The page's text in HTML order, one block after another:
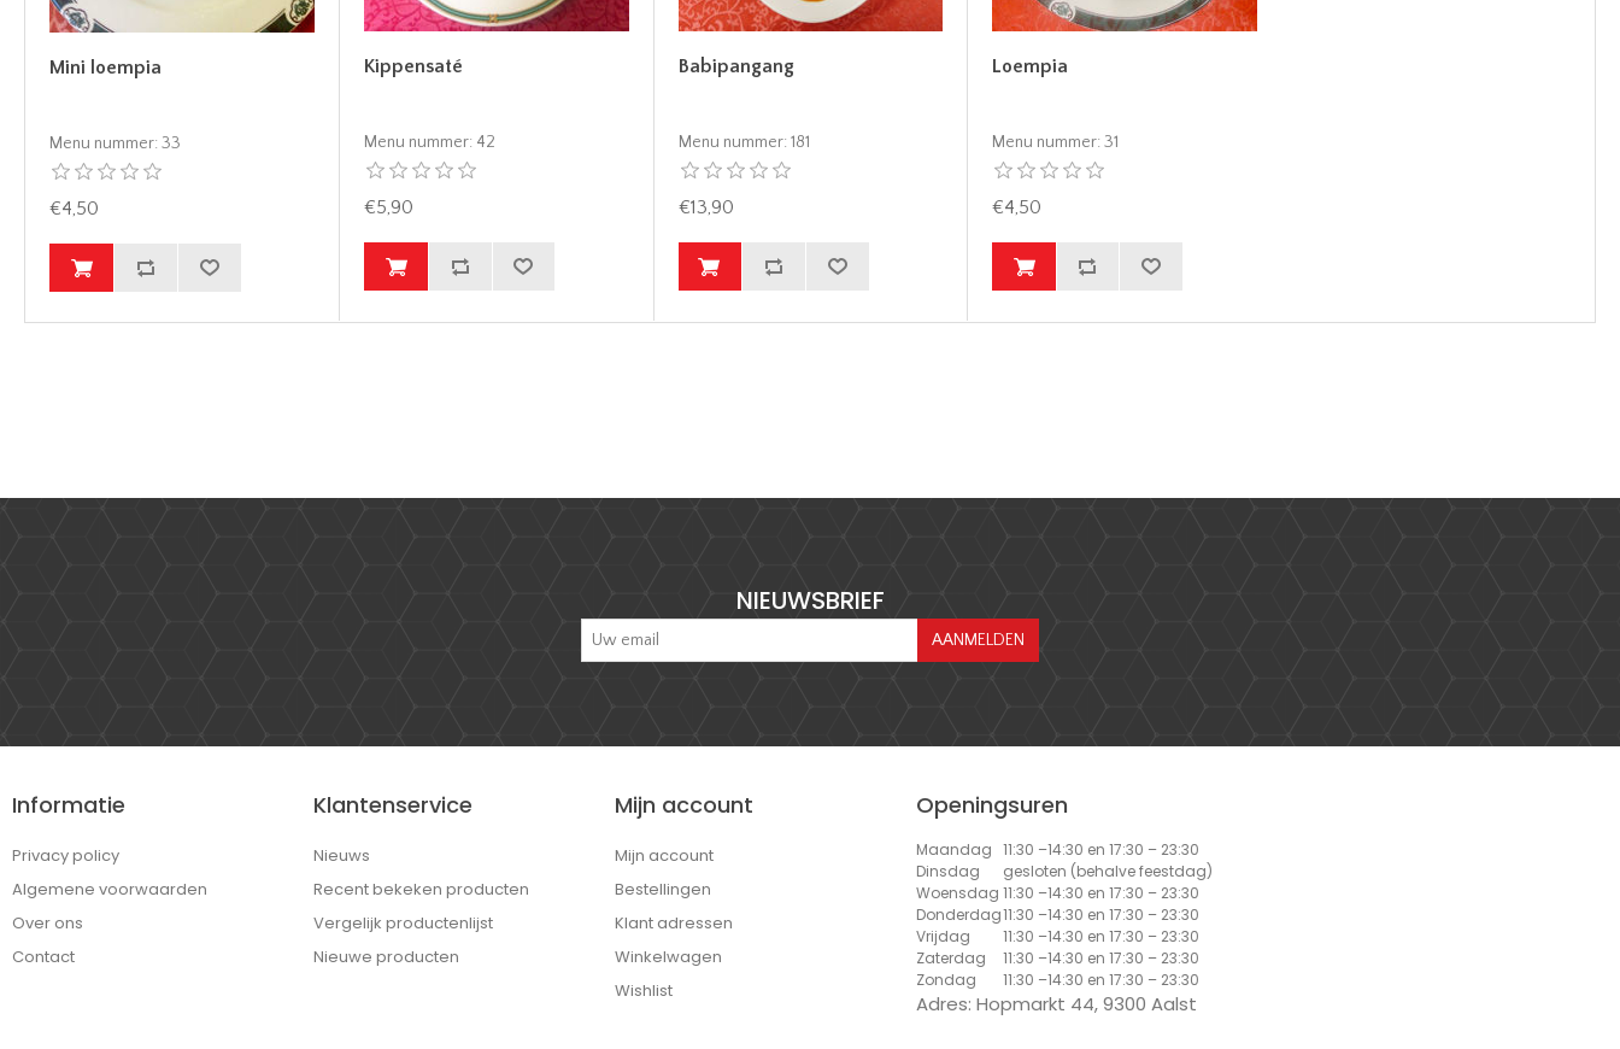
Mini loempia
Menu nummer: 33
€4,50
Kippensaté
Menu nummer: 42
€5,90
Babipangang
Menu nummer: 181
€13,90
Loempia
Menu nummer: 31
€4,50
NIEUWSBRIEF
Informatie
Privacy policy
Algemene voorwaarden
Over ons
Contact
Klantenservice
Nieuws
Recent bekeken producten
Vergelijk productenlijst
Nieuwe producten
Mijn account
Mijn account
Bestellingen
Klant adressen
Winkelwagen
Wishlist
Openingsuren
Maandag 11:30 –14:30 en 17:30 – 23:30
Dinsdag
gesloten (behalve feestdag)
Woensdag 11:30 –14:30 en 17:30 – 23:30
Donderdag11:30 –14:30 en 17:30 – 23:30
Vrijdag
11:30 –14:30 en 17:30 – 23:30
Zaterdag
11:30 –14:30 en 17:30 – 23:30
Zondag
11:30 –14:30 en 17:30 – 23:30
Adres: Hopmarkt 44, 9300 Aalst